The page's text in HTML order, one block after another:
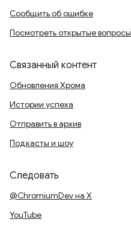
Сообщить об ошибке
Посмотреть открытые вопросы
Связанный контент
Обновления Хрома
Истории успеха
Отправить в архив
Подкасты и шоу
Следовать
@ChromiumDev на X
YouTube